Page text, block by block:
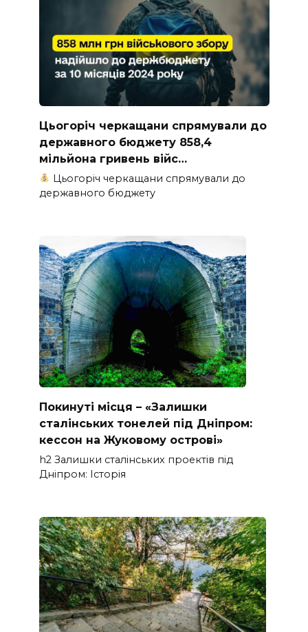
Цьогоріч черкащани спрямували до
державного бюджету 858,4
мільйона гривень війс…
Цьогоріч черкащани спрямували до
державного бюджету
Покинуті місця – «Залишки
сталінських тонелей під Дніпром:
кессон на Жуковому острові»
h2 Залишки сталінських проектів під
Дніпром: Історія